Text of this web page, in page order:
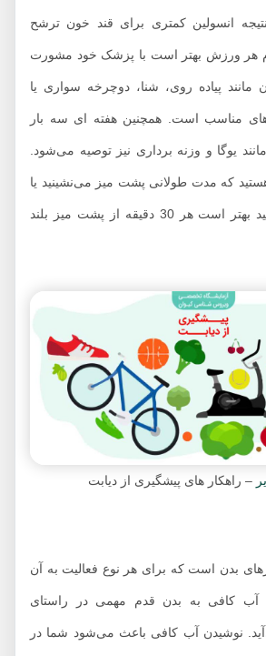
انسولین کمتری برای قند خون ترشح
ورزش بهتر است با پزشک خود مشورت
پیاده روی، شنا، دوچرخه سواری یا
مناسب است. همچنین هفته ای سه بار
و وزنه برداری نیز توصیه می‌شود.
که مدت طولانی پشت میز می‌نشینید یا
در حال رانندگی هستید بهتر است هر 30 دقیقه از پشت میز بلند
های پیشگیری از دیابت
بدن است که برای هر نوع فعالیت به آن
کافی به بدن قدم مهمی در راستای
نوشیدن آب کافی باعث می‌شود شما در